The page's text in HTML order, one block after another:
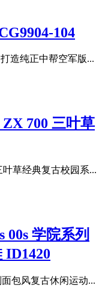
104
造纯正中帮空军版...
700 三叶草
叶草经典复古校园系...
00s 学院系列
ID1420
面包风复古休闲运动...